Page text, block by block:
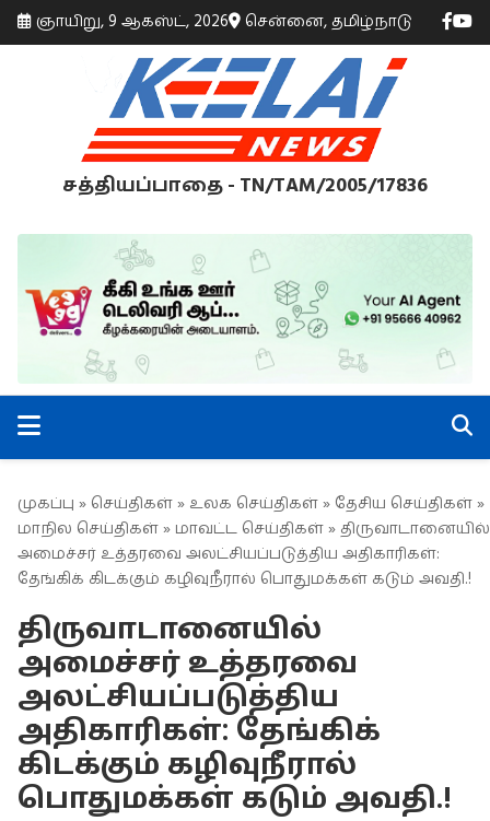
ஞாயிறு, 9 ஆகஸ்ட், 2026 சென்னை, தமிழ்நாடு
சத்தியப்பாதை - TN/TAM/2005/17836
முகப்பு » செய்திகள் » உலக செய்திகள் » தேசிய செய்திகள் »
மாநில செய்திகள் » மாவட்ட செய்திகள் » திருவாடானையில்
அமைச்சர் உத்தரவை அலட்சியப்படுத்திய அதிகாரிகள்:
தேங்கிக் கிடக்கும் கழிவுநீரால் பொதுமக்கள் கடும் அவதி.!
திருவாடானையில்
அமைச்சர் உத்தரவை
அலட்சியப்படுத்திய
அதிகாரிகள்: தேங்கிக்
கிடக்கும் கழிவுநீரால்
பொதுமக்கள் கடும் அவதி.!